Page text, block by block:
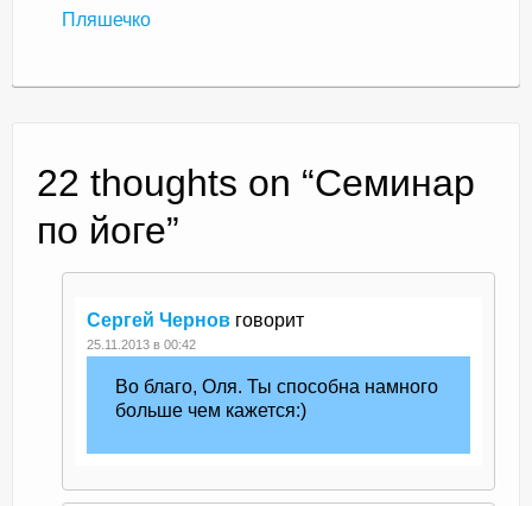
Пляшечко
22 thoughts on “Семинар
по йоге”
Сергей Чернов говорит
25.11.2013 в 00:42
Во благо, Оля. Ты способна намного
больше чем кажется:)